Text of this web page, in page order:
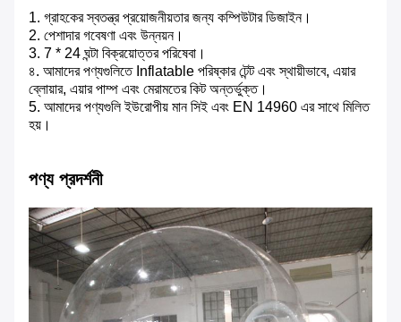
1. গ্রাহকের স্বতন্ত্র প্রয়োজনীয়তার জন্য কম্পিউটার ডিজাইন।
2. পেশাদার গবেষণা এবং উন্নয়ন।
3. 7 * 24 ঘন্টা বিক্রয়োত্তর পরিষেবা।
৪. আমাদের পণ্যগুলিতে Inflatable পরিষ্কার টেন্ট এবং স্থায়ীভাবে, এয়ার
ব্লোয়ার, এয়ার পাম্প এবং মেরামতের কিট অন্তর্ভুক্ত।
5. আমাদের পণ্যগুলি ইউরোপীয় মান সিই এবং EN 14960 এর সাথে মিলিত
হয়।
পণ্য প্রদর্শনী